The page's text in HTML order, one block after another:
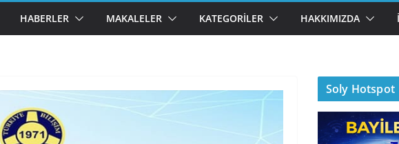
HABERLER MAKALELER KATEGORILER HAKKIMIZDA
Soly